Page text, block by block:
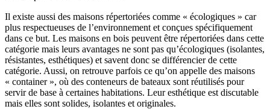
Il existe aussi des maisons répertoriées comme « écologiques » car
plus respectueuses de l’environnement et conçues spécifiquement
dans ce but. Les maisons en bois peuvent être répertoriées dans cette
catégorie mais leurs avantages ne sont pas qu’écologiques (isolantes,
résistantes, esthétiques) et savent donc se différencier de cette
catégorie. Aussi, on retrouve parfois ce qu’on appelle des maisons
« container », où des conteneurs de bateaux sont réutilisés pour
servir de base à certaines habitations. Leur esthétique est discutable
mais elles sont solides, isolantes et originales.